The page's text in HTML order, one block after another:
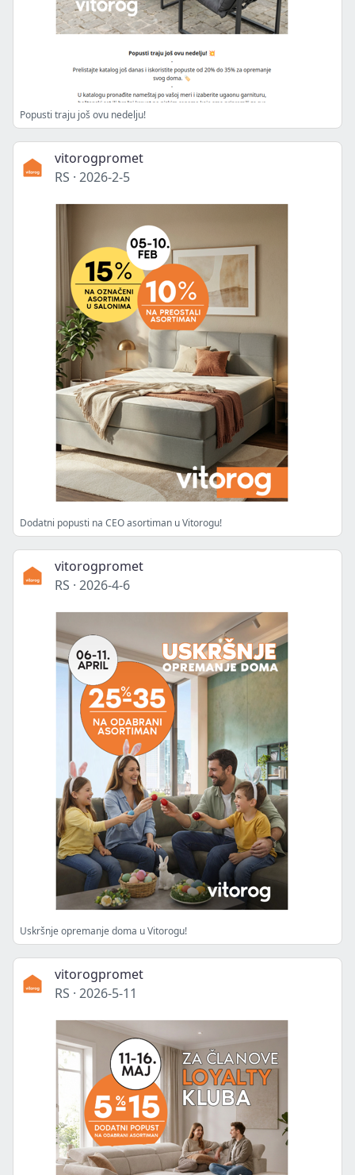
Popusti traju još ovu nedelju!
vitorogpromet
RS · 2026-2-5
Dodatni popusti na CEO asortiman u Vitorogu!
vitorogpromet
RS · 2026-4-6
Uskršnje opremanje doma u Vitorogu!
vitorogpromet
RS · 2026-5-11